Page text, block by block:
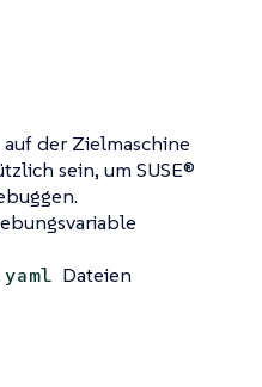
auf der Zielmaschine
sein, um SUSE®
Dateien